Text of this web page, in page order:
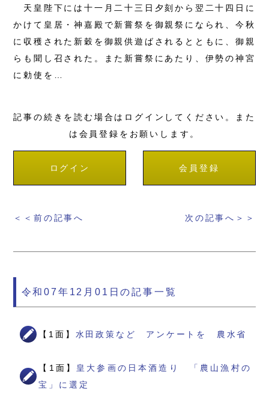
天皇陛下には十一月二十三日夕刻から翌二十四日に
かけて皇居・神嘉殿で新嘗祭を御親祭になられ、今秋
に収穫された新穀を御親供遊ばされるとともに、御親
らも聞し召された。また新嘗祭にあたり、伊勢の神宮
に勅使を…
記事の続きを読む場合はログインしてください。また
は会員登録をお願いします。
ログイン 会員登録
＜＜前の記事へ 次の記事へ＞＞
令和07年12月01日の記事一覧
【1面】 水田政策など アンケートを 農水省
【1面】 皇大参画の日本酒造り 「農山漁村の
宝」に選定